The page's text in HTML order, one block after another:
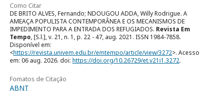
Como Citar
DE BRITO ALVES, Fernando; NDOUGOU ADDA, Willy Rodrigue. A
AMEAÇA POPULISTA CONTEMPORÂNEA E OS MECANISMOS DE
IMPEDIMENTO PARA A ENTRADA DOS REFUGIADOS. Revista Em
Tempo, [S.l.], v. 21, n. 1, p. 22 - 47, aug. 2021. ISSN 1984-7858.
Disponível em:
<https://revista.univem.edu.br/emtempo/article/view/3272>. Acesso
em: 06 aug. 2026. doi: https://doi.org/10.26729/et.v21i1.3272.
Fomatos de Citação
ABNT